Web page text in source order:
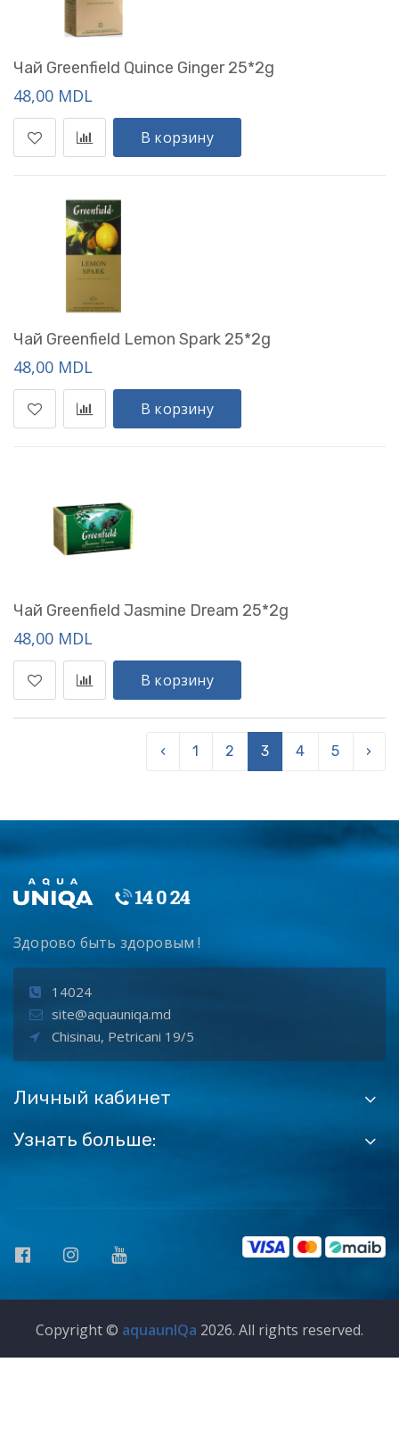
Чай Greenfield Quince Ginger 25*2g
48,00 MDL
В корзину
Чай Greenfield Lemon Spark 25*2g
48,00 MDL
В корзину
Чай Greenfield Jasmine Dream 25*2g
48,00 MDL
В корзину
‹ 1 2 3 4 5 ›
Здорово быть здоровым !
14024
site@aquauniqa.md
Chisinau, Petricani 19/5
Личный кабинет
Узнать больше:
Copyright © aquaunIQa 2026. All rights reserved.